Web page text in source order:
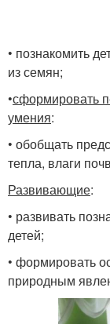
• познакомить
из семян;
•сформировать
умения:
• обобщать
тепла, влаги
Развивающие:
• развивать
детей;
• формировать
природным